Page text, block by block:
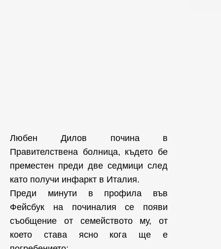
Любен Дилов почина в
Правителствена болница, където бе
преместен преди две седмици след
като получи инфаркт в Италия.
Преди минути в профила във
Фейсбук на починалия се появи
съобщение от семейството му, от
което става ясно кога ще е